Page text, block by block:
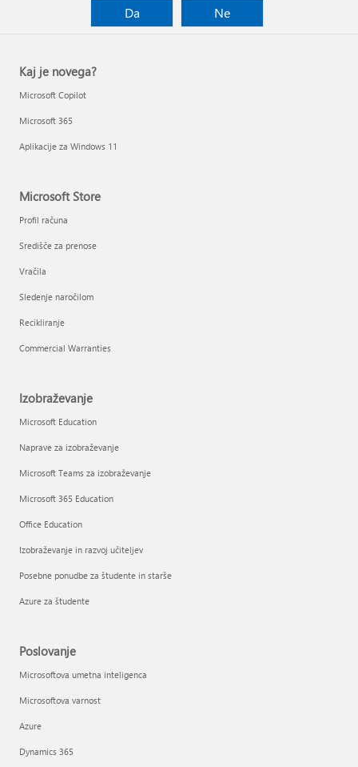
Da
Ne
Kaj je novega?
Microsoft Copilot
Microsoft 365
Aplikacije za Windows 11
Microsoft Store
Profil računa
Središče za prenose
Vračila
Sledenje naročilom
Recikliranje
Commercial Warranties
Izobraževanje
Microsoft Education
Naprave za izobraževanje
Microsoft Teams za izobraževanje
Microsoft 365 Education
Office Education
Izobraževanje in razvoj učiteljev
Posebne ponudbe za študente in starše
Azure za študente
Poslovanje
Microsoftova umetna inteligenca
Microsoftova varnost
Azure
Dynamics 365